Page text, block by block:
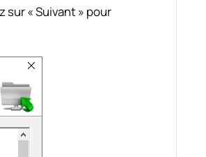
« Suivant » pour